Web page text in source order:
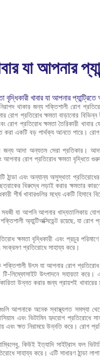
যা আপনার
বৃদ্ধিকারী খাবার যা আপনার
থাকার জন্য শক্তিশালী রোগ
রোগ প্রতিরোধ ক্ষমতা বাড়ানোর বিভিন্ন
রোগ প্রতিরোধ ক্ষমতা তৈরিকারী
করা একটি বড় পার্থক্য আনতে পারে।
জন্য আদা অন্যতম সেরা প্রতিকার। আদা
আপনার রোগ প্রতিরোধ ক্ষমতা বৃদ্ধিতে
ঠান্ডা এবং অন্যান্য অসুস্থতা
বিরুদ্ধে লড়াই করার ক্ষমতার
শীর্ষ খাবারগুলির মধ্যে একটি হিসাবে
যা আপনি আপনার খাদ্যতালিকায়
অ্যান্টিঅক্সিডেন্ট রয়েছে, যা
ক্ষমতা বৃদ্ধিকারী এবং প্রচুর পরিমাণে
সংক্রমণ প্রতিরোধে সাহায্য করে।
শক্তিশালী উৎস যা আপনার রোগ
টি-লিম্ফোসাইট উৎপাদনে সহায়তা
উন্নত করার জন্য প্রায়শই
আপনাকে অনেক স্বাস্থ্যগত সমস্যা
এবং ভিটামিন হৃদরোগ প্রতিরোধে
এবং ক্ষত নিরাময়ে উন্নতি করে। রোগ
কিউই ইত্যাদি সাইট্রাস ফল
সাহায্য করে। এটি সাধারণ